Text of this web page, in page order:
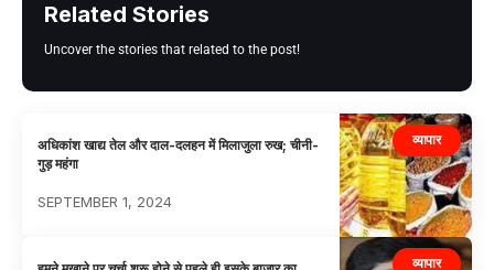
Related Stories
Uncover the stories that related to the post!
व्यापार
अधिकांश खाद्य तेल और दाल-दलहन में मिलाजुला रुख; चीनी-
गुड़ महंगा
SEPTEMBER 1, 2024
व्यापार